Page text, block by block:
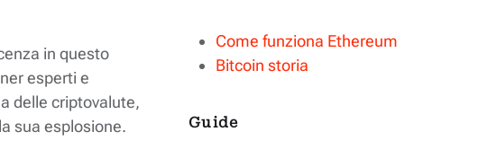
in questo
esperti e
delle criptovalute,
sua esplosione.
Come funziona Ethereum
Bitcoin storia
Guide